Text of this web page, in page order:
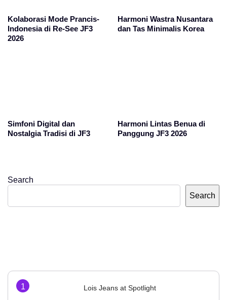
Kolaborasi Mode Prancis-
Indonesia di Re-See JF3
2026
Harmoni Wastra Nusantara
dan Tas Minimalis Korea
Simfoni Digital dan
Nostalgia Tradisi di JF3
Harmoni Lintas Benua di
Panggung JF3 2026
Search
Search
Lois Jeans at Spotlight